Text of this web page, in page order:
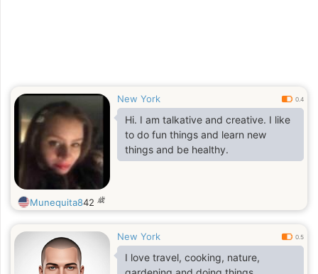
New York 0.4
Hi. I am talkative and creative. I like
to do fun things and learn new
things and be healthy.
Munequita842 歳
New York 0.5
I love travel, cooking, nature,